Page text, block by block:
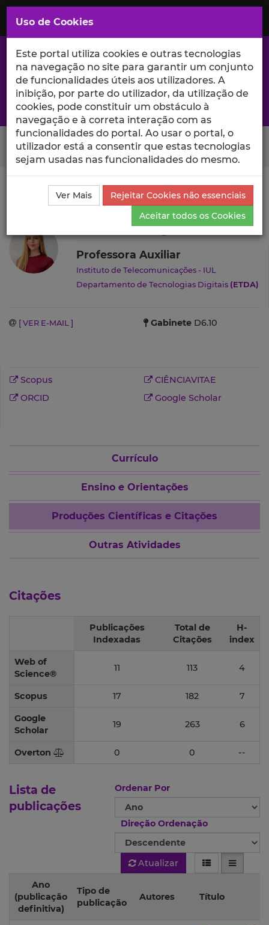
Saltar
para
Conteúdo
Principal
A excelência da investigação e ciência no Iscte
Search Button
Ciência_Iscte Autores
Mariana Rodrigues
Produções Científicas e Citações
Mariana Rodrigues
Professora Auxiliar
Instituto de Telecomunicações - IUL
Departamento de Tecnologias Digitais (ETDA)
[ VER E-MAIL ] Gabinete D6.10
Scopus
CIÊNCIAVITAE
ORCID
Google Scholar
Currículo
Ensino e Orientações
Produções Científicas e Citações
Outras Atividades
Citações
Publicações
Indexadas
Total de
Citações
H-
index
Web of
Science®
11 113 4
Scopus 17 182 7
Google
Scholar
19 263 6
Overton 0 0 --
Ordenar Por
Direção Ordenação
Atualizar
Lista de
publicações
Ano
(publicação
definitiva)
Tipo de
publicação
Autores Título
Uso de Cookies
Este portal utiliza cookies e outras tecnologias
na navegação no site para garantir um conjunto
de funcionalidades úteis aos utilizadores. A
inibição, por parte do utilizador, da utilização de
cookies, pode constituir um obstáculo à
navegação e à correta interação com as
funcionalidades do portal. Ao usar o portal, o
utilizador está a consentir que estas tecnologias
sejam usadas nas funcionalidades do mesmo.
Ver Mais
Rejeitar Cookies não essenciais
Aceitar todos os Cookies